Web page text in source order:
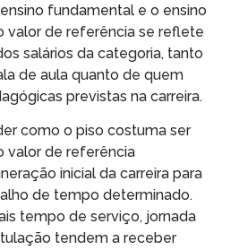
fundamental e o ensino
valor de referência se reflete
salários da categoria, tanto
de aula quanto de quem
previstas na carreira.
como o piso costuma ser
valor de referência
inicial da carreira para
de tempo determinado.
tempo de serviço, jornada
tendem a receber